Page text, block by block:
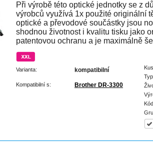
Při výrobě této optické jednotky se z
výrobců využívá 1x použité originální
optické a převodové součástky jsou
shodnou životnost i kvalitu tisku jako
patentovou ochranu a je maximálně
Varianta: kompatibilní
Kompatibilní s: Brother DR-3300